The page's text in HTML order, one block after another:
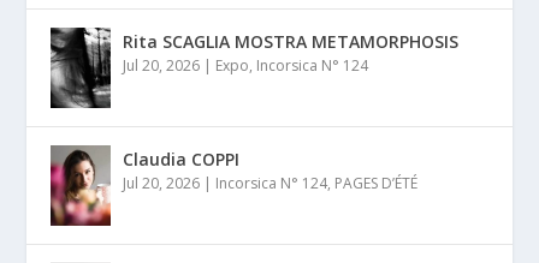
Rita SCAGLIA MOSTRA METAMORPHOSIS
Jul 20, 2026 | Expo, Incorsica N° 124
Claudia COPPI
Jul 20, 2026 | Incorsica N° 124, PAGES D’ÉTÉ